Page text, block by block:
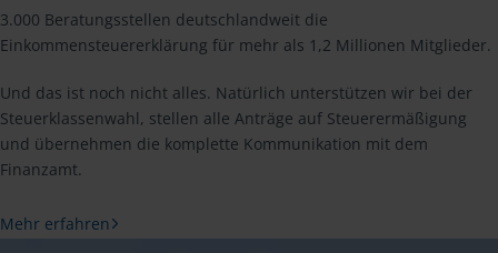
3.000 Beratungsstellen deutschlandweit die
Einkommensteuererklärung für mehr als 1,2 Millionen Mitglieder.
Und das ist noch nicht alles. Natürlich unterstützen wir bei der
Steuerklassenwahl, stellen alle Anträge auf Steuerermäßigung
und übernehmen die komplette Kommunikation mit dem
Finanzamt.
Mehr erfahren